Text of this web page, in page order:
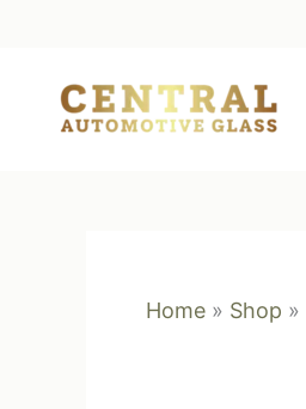
content
Home » Shop »